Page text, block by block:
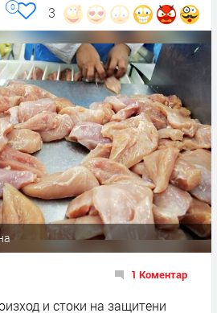
3
0
1 Коментар
и стоки на защитени